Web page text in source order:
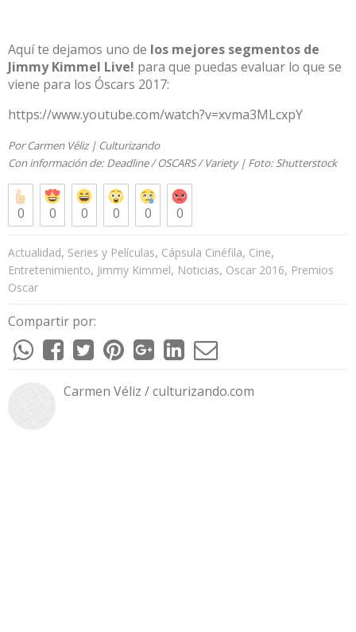
Aquí te dejamos uno de los mejores segmentos de
Jimmy Kimmel Live! para que puedas evaluar lo que se
viene para los Óscars 2017:
https://www.youtube.com/watch?v=xvma3MLcxpY
Por Carmen Véliz | Culturizando
Con información de: Deadline / OSCARS / Variety | Foto: Shutterstock
0 0 0 0 0 0
Actualidad, Series y Películas, Cápsula Cinéfila, Cine,
Entretenimiento, Jimmy Kimmel, Noticias, Oscar 2016, Premios
Oscar
Compartir por:
Carmen Véliz / culturizando.com